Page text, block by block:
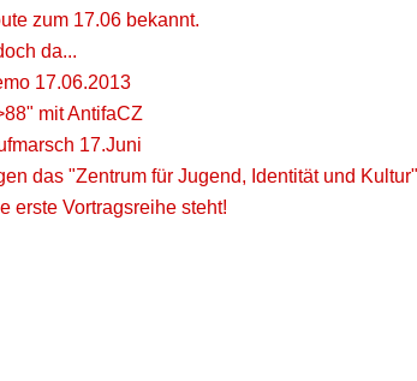
zum 17.06 bekannt.
da...
17.06.2013
mit AntifaCZ
17.Juni
das "Zentrum für Jugend, Identität und Kultur"
erste Vortragsreihe steht!